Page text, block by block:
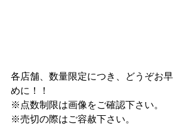
各店舗、数量限定につき、どうぞお早
めに！！
※点数制限は画像をご確認下さい。
※売切の際はご容赦下さい。